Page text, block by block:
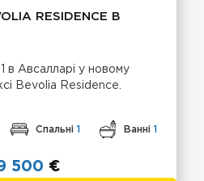
RESIDENCE В
в Авсалларі у новому
Bevolia Residence.
Спальні 1 Ванні 1
500 €